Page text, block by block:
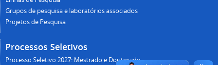
Grupos de pesquisa e laboratórios associados
Projetos de Pesquisa
Processos Seletivos
Processo Seletivo 2027: Mestrado e Doutorado